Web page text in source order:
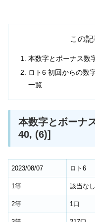
この
本数字とボーナス数
ロト6 初回からの数
一覧
本数字とボーナ
40, (6)]
2023/08/07 ロト6
1等 該当なし
2等 1口